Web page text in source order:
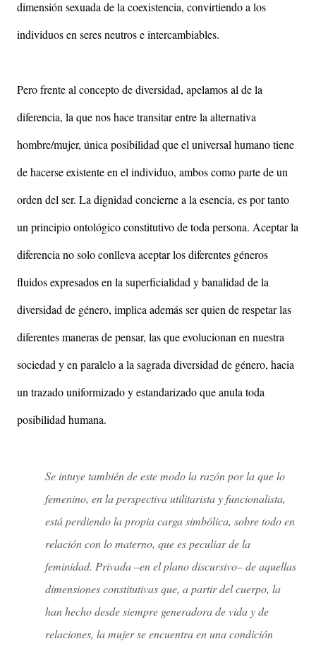
dimensión sexuada de la coexistencia, convirtiendo a los
individuos en seres neutros e intercambiables.
Pero frente al concepto de diversidad, apelamos al de la
diferencia, la que nos hace transitar entre la alternativa
hombre/mujer, única posibilidad que el universal humano tiene
de hacerse existente en el individuo, ambos como parte de un
orden del ser. La dignidad concierne a la esencia, es por tanto
un principio ontológico constitutivo de toda persona. Aceptar la
diferencia no solo conlleva aceptar los diferentes géneros
fluidos expresados en la superficialidad y banalidad de la
diversidad de género, implica además ser quien de respetar las
diferentes maneras de pensar, las que evolucionan en nuestra
sociedad y en paralelo a la sagrada diversidad de género, hacia
un trazado uniformizado y estandarizado que anula toda
posibilidad humana.
Se intuye también de este modo la razón por la que lo
femenino, en la perspectiva utilitarista y funcionalista,
está perdiendo la propia carga simbólica, sobre todo en
relación con lo materno, que es peculiar de la
feminidad. Privada –en el plano discursivo– de aquellas
dimensiones constitutivas que, a partir del cuerpo, la
han hecho desde siempre generadora de vida y de
relaciones, la mujer se encuentra en una condición